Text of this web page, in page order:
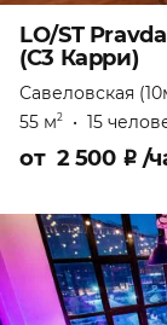
LO/ST
(С3 Карри)
Савеловская
55 м2 • 15
от 2 500 ₽ /